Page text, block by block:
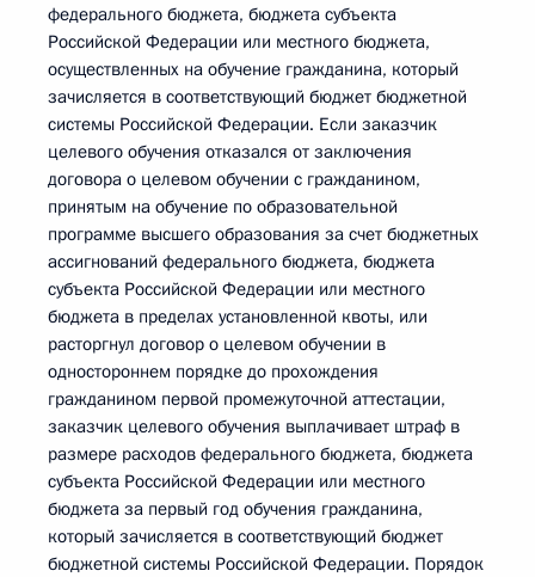
федерального бюджета, бюджета субъекта
Российской Федерации или местного бюджета,
осуществленных на обучение гражданина, который
зачисляется в соответствующий бюджет бюджетной
системы Российской Федерации. Если заказчик
целевого обучения отказался от заключения
договора о целевом обучении с гражданином,
принятым на обучение по образовательной
программе высшего образования за счет бюджетных
ассигнований федерального бюджета, бюджета
субъекта Российской Федерации или местного
бюджета в пределах установленной квоты, или
расторгнул договор о целевом обучении в
одностороннем порядке до прохождения
гражданином первой промежуточной аттестации,
заказчик целевого обучения выплачивает штраф в
размере расходов федерального бюджета, бюджета
субъекта Российской Федерации или местного
бюджета за первый год обучения гражданина,
который зачисляется в соответствующий бюджет
бюджетной системы Российской Федерации. Порядок